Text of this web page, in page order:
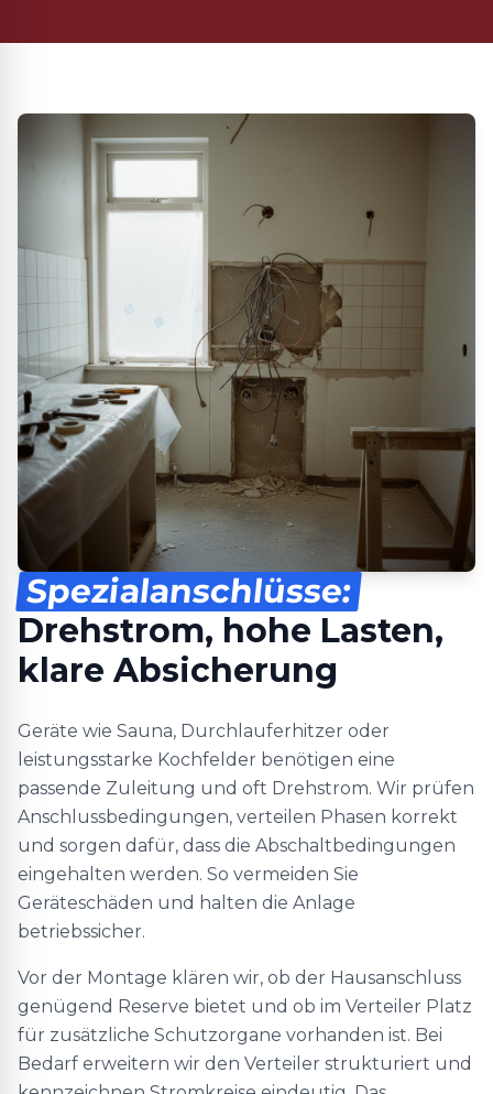
Spezialanschlüsse:
Drehstrom, hohe Lasten,
klare Absicherung
Geräte wie Sauna, Durchlauferhitzer oder
leistungsstarke Kochfelder benötigen eine
passende Zuleitung und oft Drehstrom. Wir prüfen
Anschlussbedingungen, verteilen Phasen korrekt
und sorgen dafür, dass die Abschaltbedingungen
eingehalten werden. So vermeiden Sie
Geräteschäden und halten die Anlage
betriebssicher.
Vor der Montage klären wir, ob der Hausanschluss
genügend Reserve bietet und ob im Verteiler Platz
für zusätzliche Schutzorgane vorhanden ist. Bei
Bedarf erweitern wir den Verteiler strukturiert und